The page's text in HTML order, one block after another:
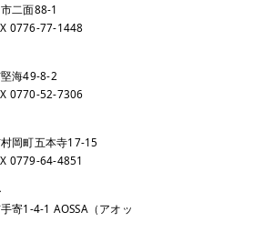
二面88-1
0776-77-1448
海49-8-2
0770-52-7306
岡町五本寺17-15
0779-64-4851
寄1-4-1 AOSSA（アオッ